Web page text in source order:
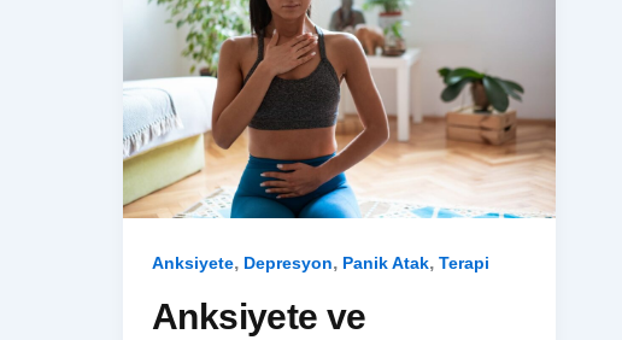
Anksiyete, Depresyon, Panik Atak, Terapi
Anksiyete ve